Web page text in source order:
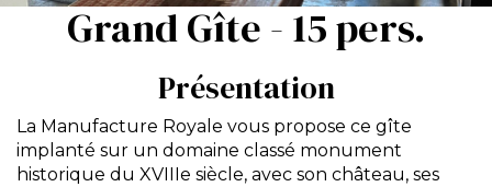
Grand Gîte - 15 pers.
Présentation
La Manufacture Royale vous propose ce gîte
implanté sur un domaine classé monument
historique du XVIIIe siècle, avec son château, ses